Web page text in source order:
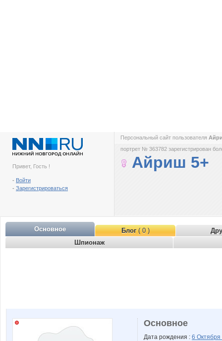
Привет, Гость !
- Войти
- Зарегистрироваться
Персональный сайт пользователя
портрет № 363782 зарегистрирован
Айриш 5+
Основное Блог( 0 )
Шпионаж
Основное
Дата рождения : 6 Октября